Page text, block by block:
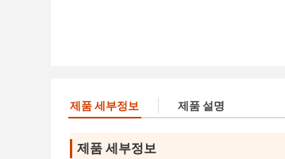
제품 세부정보 제품 설명
제품 세부정보